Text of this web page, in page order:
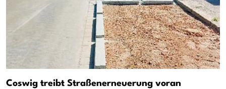
Coswig treibt Straßenerneuerung voran